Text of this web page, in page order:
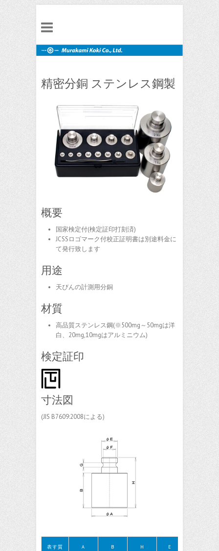
精密分銅 ステンレス鋼製
概要
国家検定付(検定証印打刻済)
JCSSロゴマーク付校正証明書は別途料金に
て発行致します
用途
天びんの計測用分銅
材質
高品質ステンレス鋼(※500mg～50mgは洋
白、20mg,10mgはアルミニウム)
検定証印
寸法図
(JIS B7609:2008による)
表す質
A B H E